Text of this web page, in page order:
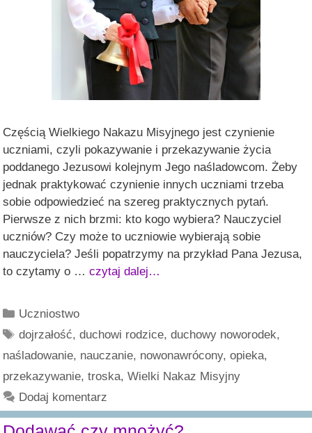
Częścią Wielkiego Nakazu Misyjnego jest czynienie
uczniami, czyli pokazywanie i przekazywanie życia
poddanego Jezusowi kolejnym Jego naśladowcom. Żeby
jednak praktykować czynienie innych uczniami trzeba
sobie odpowiedzieć na szereg praktycznych pytań.
Pierwsze z nich brzmi: kto kogo wybiera? Nauczyciel
uczniów? Czy może to uczniowie wybierają sobie
nauczyciela? Jeśli popatrzymy na przykład Pana Jezusa,
to czytamy o … czytaj dalej…
Kategorie
Uczniostwo
Tagi
dojrzałość,duchowi rodzice,duchowy noworodek,
naśladowanie, nauczanie, nowonawrócony, opieka,
przekazywanie, troska, Wielki Nakaz Misyjny
Dodaj komentarz